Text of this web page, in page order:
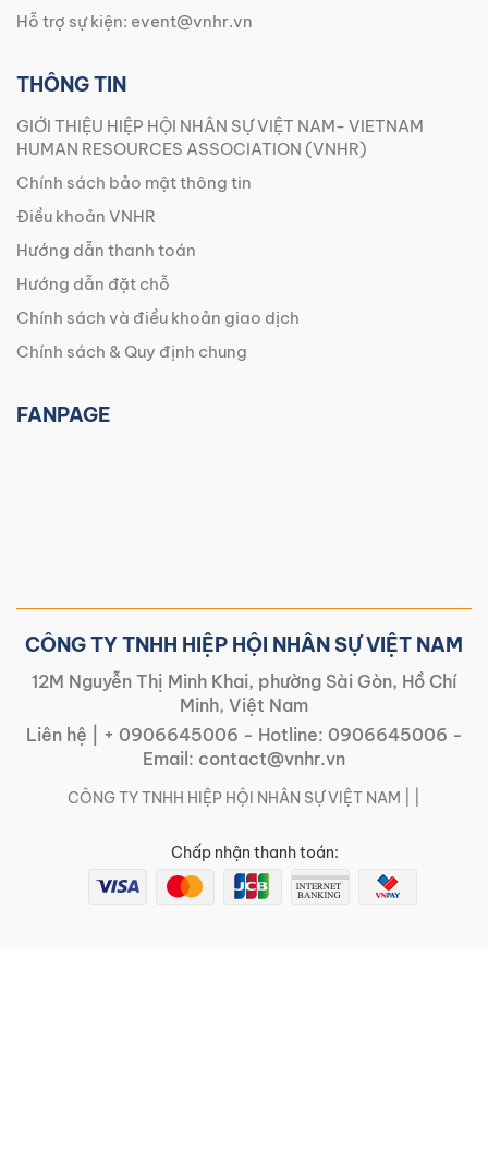
Hỗ trợ sự kiện: event@vnhr.vn
THÔNG TIN
GIỚI THIỆU HIỆP HỘI NHÂN SỰ VIỆT NAM- VIETNAM
HUMAN RESOURCES ASSOCIATION (VNHR)
Chính sách bảo mật thông tin
Điều khoản VNHR
Hướng dẫn thanh toán
Hướng dẫn đặt chỗ
Chính sách và điều khoản giao dịch
Chính sách & Quy định chung
FANPAGE
CÔNG TY TNHH HIỆP HỘI NHÂN SỰ VIỆT NAM
12M Nguyễn Thị Minh Khai, phường Sài Gòn, Hồ Chí
Minh, Việt Nam
Liên hệ |
+ 0906645006 - Hotline: 0906645006 -
Email: contact@vnhr.vn
CÔNG TY TNHH HIỆP HỘI NHÂN SỰ VIỆT NAM | |
Chấp nhận thanh toán: